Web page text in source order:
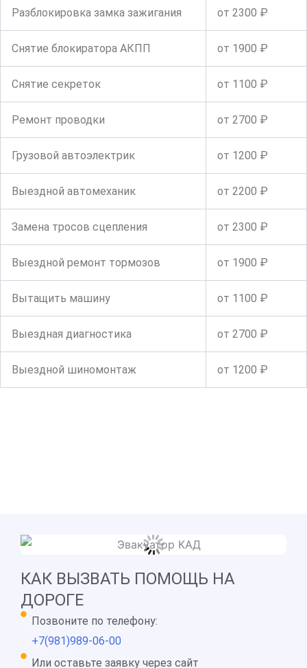
Разблокировка замка зажигания от 2300 ₽
Снятие блокиратора АКПП от 1900 ₽
Снятие секреток от 1100 ₽
Ремонт проводки от 2700 ₽
Грузовой автоэлектрик от 1200 ₽
Выездной автомеханик от 2200 ₽
Замена тросов сцепления от 2300 ₽
Выездной ремонт тормозов от 1900 ₽
Вытащить машину от 1100 ₽
Выездная диагностика от 2700 ₽
Выездной шиномонтаж от 1200 ₽
КАК ВЫЗВАТЬ ПОМОЩЬ НА
ДОРОГЕ
Позвоните по телефону:
+7(981)989-06-00
Или оставьте заявку через сайт